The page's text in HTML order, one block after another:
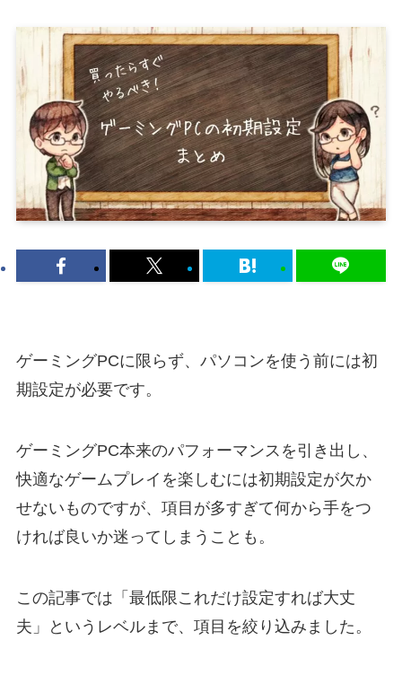
ゲーミングPCに限らず、パソコンを使う前には初
期設定が必要です。
ゲーミングPC本来のパフォーマンスを引き出し、
快適なゲームプレイを楽しむには初期設定が欠か
せないものですが、項目が多すぎて何から手をつ
ければ良いか迷ってしまうことも。
この記事では「最低限これだけ設定すれば大丈
夫」というレベルまで、項目を絞り込みました。